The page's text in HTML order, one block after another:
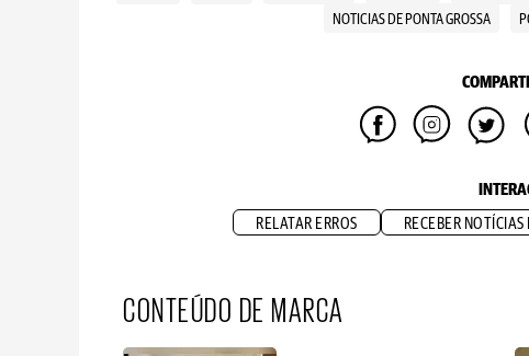
NOTICIAS DE PONTA GROSSA
RELATAR ERROS RECEBER
CONTEÚDO DE MARCA